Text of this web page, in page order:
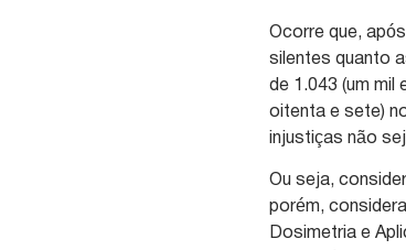
Ocorre que,
silentes quanto
de 1.043 (um mil
oitenta e sete)
injustiças não
Ou seja,
porém,
Dosimetria e